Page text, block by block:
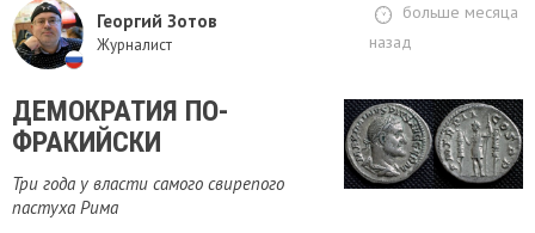
Георгий Зотов
Журналист
больше месяца
назад
ДЕМОКРАТИЯ ПО-
ФРАКИЙСКИ
Три года у власти самого свирепого
пастуха Рима